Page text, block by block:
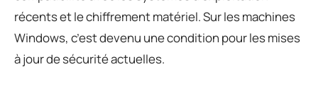
récents et le chiffrement matériel. Sur les machines
Windows, c’est devenu une condition pour les mises
à jour de sécurité actuelles.